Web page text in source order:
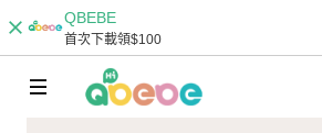
QBEBE
首次下載領$100